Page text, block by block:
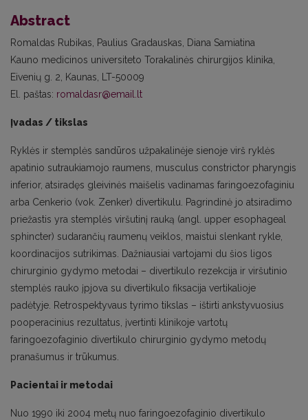
Abstract
Romaldas Rubikas, Paulius Gradauskas, Diana Samiatina
Kauno medicinos universiteto Torakalinės chirurgijos klinika,
Eivenių g. 2, Kaunas, LT-50009
El. paštas: romaldasr@email.lt
Įvadas / tikslas
Ryklės ir stemplės sandūros užpakalinėje sienoje virš ryklės
apatinio sutraukiamojo raumens, musculus constrictor pharyngis
inferior, atsiradęs gleivinės maišelis vadinamas faringoezofaginiu
arba Cenkerio (vok. Zenker) divertikulu. Pagrindinė jo atsiradimo
priežastis yra stemplės viršutinį rauką (angl. upper esophageal
sphincter) sudarančių raumenų veiklos, maistui slenkant rykle,
koordinacijos sutrikimas. Dažniausiai vartojami du šios ligos
chirurginio gydymo metodai – divertikulo rezekcija ir viršutinio
stemplės rauko įpjova su divertikulo fiksacija vertikalioje
padėtyje. Retrospektyvaus tyrimo tikslas – ištirti ankstyvuosius
pooperacinius rezultatus, įvertinti klinikoje vartotų
faringoezofaginio divertikulo chirurginio gydymo metodų
pranašumus ir trūkumus.
Pacientai ir metodai
Nuo 1990 iki 2004 metų nuo faringoezofaginio divertikulo